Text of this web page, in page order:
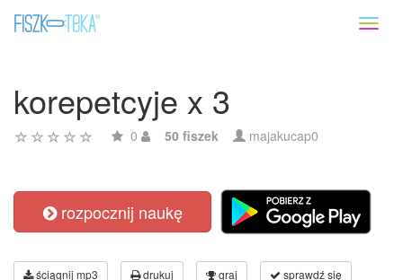
korepetcyje x 3
0 50 fiszek majakucap0
rozpocznij naukę
ściągnij mp3 drukuj graj sprawdź się